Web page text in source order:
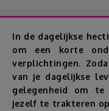
Hoe het werkt
Korting
Thema's
In de dagelijkse
om een korte
verplichtingen.
van je dagelijkse
gelegenheid om
jezelf te trakteren